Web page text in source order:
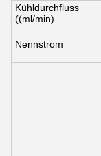
Kühldurchfluss
((ml/min)
Nennstrom